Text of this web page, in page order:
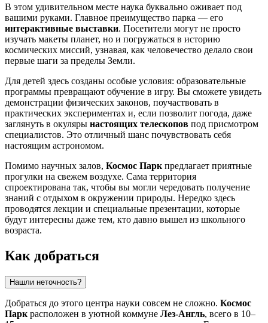
В этом удивительном месте наука буквально оживает под
вашими руками. Главное преимущество парка — его
интерактивные выставки. Посетители могут не просто
изучать макеты планет, но и погружаться в историю
космических миссий, узнавая, как человечество делало свои
первые шаги за пределы Земли.
Для детей здесь созданы особые условия: образовательные
программы превращают обучение в игру. Вы сможете увидеть
демонстрации физических законов, поучаствовать в
практических экспериментах и, если позволит погода, даже
заглянуть в окуляры настоящих телескопов под присмотром
специалистов. Это отличный шанс почувствовать себя
настоящим астрономом.
Помимо научных залов, Космос Парк предлагает приятные
прогулки на свежем воздухе. Сама территория
спроектирована так, чтобы вы могли чередовать получение
знаний с отдыхом в окружении природы. Нередко здесь
проводятся лекции и специальные презентации, которые
будут интересны даже тем, кто давно вышел из школьного
возраста.
Как добраться
Нашли неточность?
Добраться до этого центра науки совсем не сложно. Космос
Парк расположен в уютной коммуне Лез-Англь, всего в 10–